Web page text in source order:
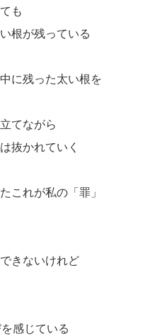
も
根が残っている
に残った太い根を
てながら
抜かれていく
これが私の「罪」
きないけれど
感じている